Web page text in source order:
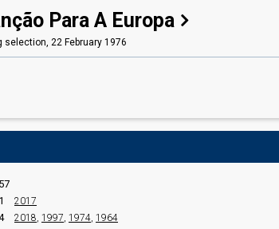
Para A Europa
selection, 22 February 1976
57
1 2017
2018, 1997, 1974, 1964